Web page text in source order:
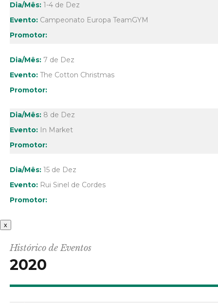
1-4 de Dez
Campeonato Europa TeamGYM
7 de Dez
The Cotton Christmas
8 de Dez
In Market
15 de Dez
Rui Sinel de Cordes
x
Histórico de Eventos
2020